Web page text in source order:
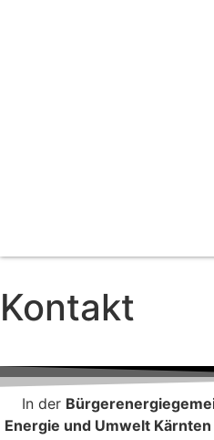
Kontakt
In der
Energie und Umwelt Kärnten